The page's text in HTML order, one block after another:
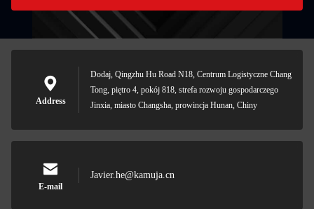
Address
Dodaj, Qingzhu Hu Road N18, Centrum Logistyczne Chang
Tong, piętro 4, pokój 818, strefa rozwoju gospodarczego
Jinxia, miasto Changsha, prowincja Hunan, Chiny
E-mail
Javier.he@kamuja.cn